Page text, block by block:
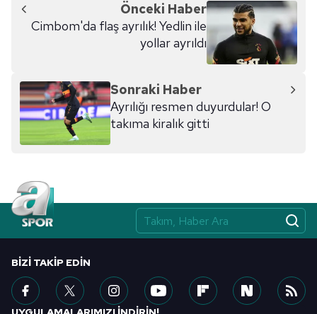
6698 sayılı Kişisel Verilerin Korunması Kanunu uyarınca
hazırlanmış Aydınlatma Metnimizi okumak ve sitemizde
ilgili mevzuata uygun olarak kullanılan çerezlerle ilgili bilgi
Önceki Haber
Cimbom'da flaş ayrılık! Yedlin ile
yollar ayrıldı
Sonraki Haber
Ayrılığı resmen duyurdular! O
takıma kiralık gitti
BIZI TAKIP EDIN